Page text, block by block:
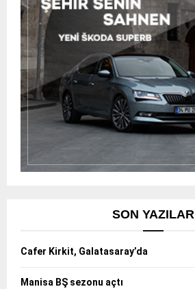
SON YAZILAR
Cafer Kirkit, Galatasaray’da
Manisa BŞ sezonu açtı